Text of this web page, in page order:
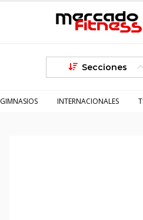
Secciones
GIMNASIOS INTERNACIONALES